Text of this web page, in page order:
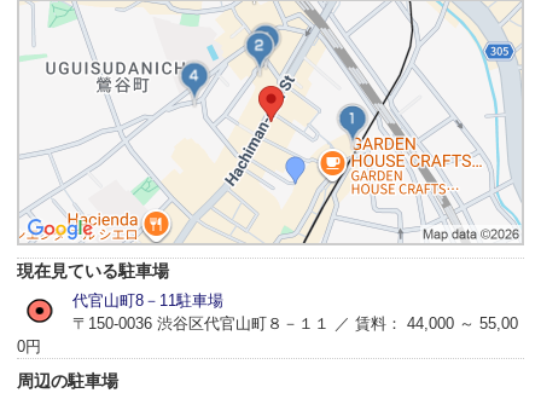
現在見ている駐車場
代官山町8－11駐車場
〒150-0036 渋谷区代官山町８－１１ ／ 賃料： 44,000 ～ 55,00
0円
周辺の駐車場